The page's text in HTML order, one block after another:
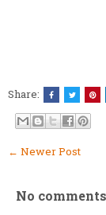
Share:
← Newer Post
No